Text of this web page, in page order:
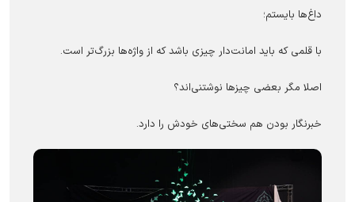
داغ‌ها بایستم؛
با قلمی که باید امانت‌دار چیزی باشد که از واژه‌ها بزرگ‌تر است.
اصلا مگر بعضی چیزها نوشتنی‌اند؟
خبرنگار بودن هم سختی‌های خودش را دارد.